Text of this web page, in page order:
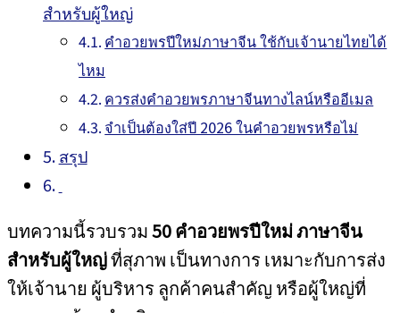
สำหรับผู้ใหญ่
คำอวยพรปีใหม่ภาษาจีน ใช้กับเจ้านายไทยได้
ไหม
ควรส่งคำอวยพรภาษาจีนทางไลน์หรืออีเมล
จำเป็นต้องใส่ปี 2026 ในคำอวยพรหรือไม่
สรุป
บทความนี้รวบรวม50 คำอวยพรปีใหม่ ภาษาจีน
สำหรับผู้ใหญ่ที่สุภาพ เป็นทางการ เหมาะกับการส่ง
ให้เจ้านาย ผู้บริหาร ลูกค้าคนสำคัญ หรือผู้ใหญ่ที่